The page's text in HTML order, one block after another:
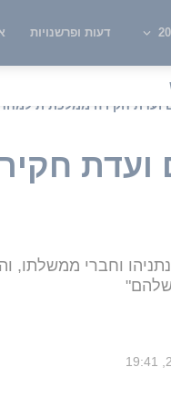
דעות ופרשנויות
חקירה ממלכתית למחדל 7
וחברי ממשלתו,